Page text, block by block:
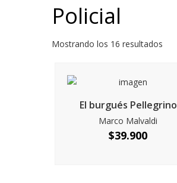
Policial
Mostrando los 16 resultados
El burgués Pellegrino
Marco Malvaldi
$39.900